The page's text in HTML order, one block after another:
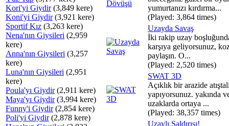
Kori'yi Giydir(3,849 kere)
Koni'yi Giydir(3,921 kere)
Sportif Kız (3,263 kere)
Nena'nın Giysileri (2,959
kere)
Anna'nın Giysileri (3,257
kere)
Luna'nın Giysileri (2,951
kere)
Poula'yı Giydir(2,911 kere)
Maya'yı Giydir(3,994 kere)
Funny'i Giydir(2,854 kere)
Poli'yi Giydir(2,878 kere)
yumurtanızı kırdırma...
(Played: 3,864 times)
Uzayda Savaş
İki rakip uzay
karşıya geliyorsunuz,
paylaşın. O...
(Played: 2,520 times)
SWAT 3D
Açıklık bir arazide
yapıyorsunuz. yakında
uzaklarda ortaya ...
(Played: 38,357 times)
Uzaylı Saldırısı!